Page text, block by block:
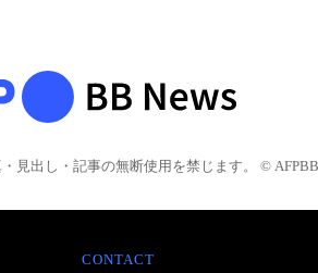
見出し・記事の無断使用を禁じます。 © AFPBB
CONTACT